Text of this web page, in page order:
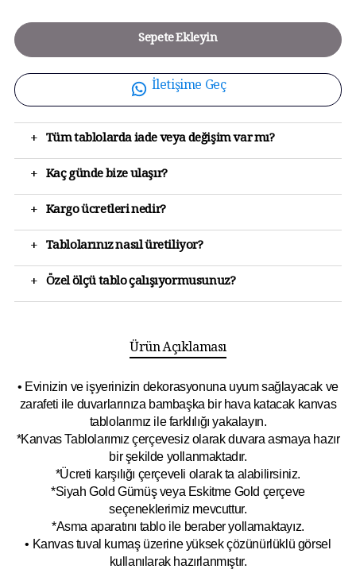
Sepete Ekleyin
İletişime Geç
+ Tüm tablolarda iade veya değişim var mı?
+ Kaç günde bize ulaşır?
+ Kargo ücretleri nedir?
+ Tablolarınız nasıl üretiliyor?
+ Özel ölçü tablo çalışıyormusunuz?
Ürün Açıklaması
• Evinizin ve işyerinizin dekorasyonuna uyum sağlayacak ve
zarafeti ile duvarlarınıza bambaşka bir hava katacak kanvas
tablolarımız ile farklılığı yakalayın.
*Kanvas Tablolarımız çerçevesiz olarak duvara asmaya hazır
bir şekilde yollanmaktadır.
*Ücreti karşılığı çerçeveli olarak ta alabilirsiniz.
*Siyah Gold Gümüş veya Eskitme Gold çerçeve
seçeneklerimiz mevcuttur.
*Asma aparatını tablo ile beraber yollamaktayız.
• Kanvas tuval kumaş üzerine yüksek çözünürlüklü görsel
kullanılarak hazırlanmıştır.